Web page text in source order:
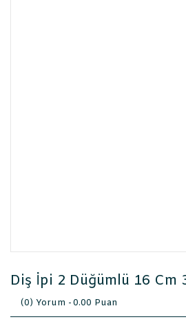
Diş İpi 2 Düğümlü 16 Cm
(0) Yorum -0.00 Puan